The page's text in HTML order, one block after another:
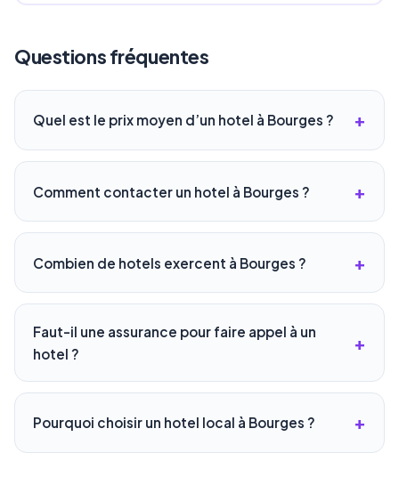
Questions fréquentes
Quel est le prix moyen d’un hotel à Bourges ?
Comment contacter un hotel à Bourges ?
Combien de hotels exercent à Bourges ?
Faut-il une assurance pour faire appel à un
hotel ?
Pourquoi choisir un hotel local à Bourges ?